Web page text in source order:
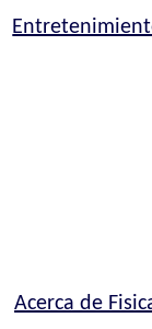
Acerca de